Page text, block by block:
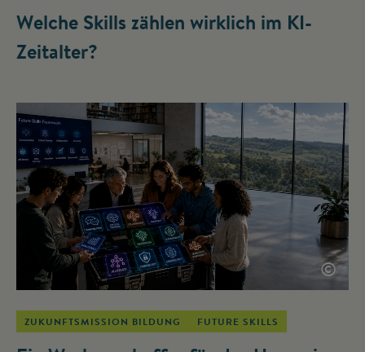
Welche Skills zählen wirklich im KI-
Zeitalter?
©
ZUKUNFTSMISSION BILDUNG FUTURE SKILLS